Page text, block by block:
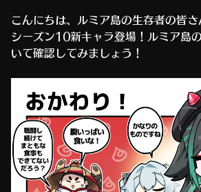
こんにちは、ルミア島の生存者の皆さ
シーズン10新キャラ登場！ルミア島
いて確認してみましょう！